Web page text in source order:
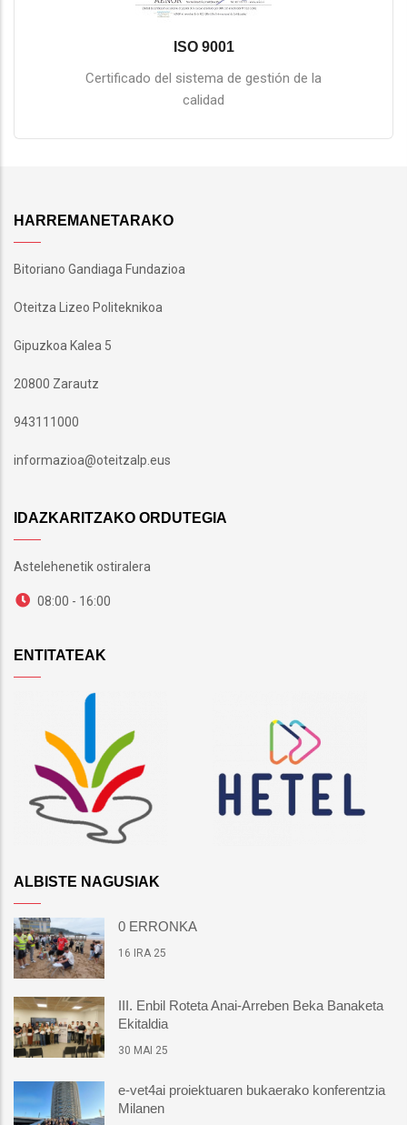
ISO 9001
Certificado del sistema de gestión de la
calidad
HARREMANETARAKO
Bitoriano Gandiaga Fundazioa
Oteitza Lizeo Politeknikoa
Gipuzkoa Kalea 5
20800 Zarautz
943111000
informazioa@oteitzalp.eus
IDAZKARITZAKO ORDUTEGIA
Astelehenetik ostiralera
08:00 - 16:00
ENTITATEAK
ALBISTE NAGUSIAK
0 ERRONKA
16 IRA 25
III. Enbil Roteta Anai-Arreben Beka Banaketa
Ekitaldia
30 MAI 25
e-vet4ai proiektuaren bukaerako konferentzia
Milanen